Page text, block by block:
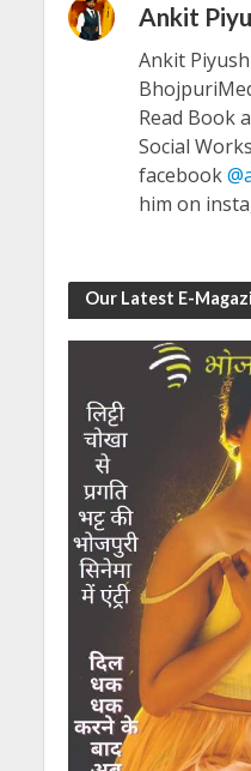
Ankit
Ankit
Read Book
Social
facebook
him on
Our Latest E-